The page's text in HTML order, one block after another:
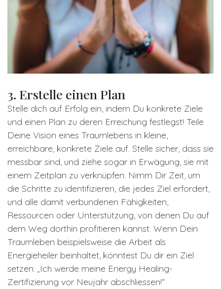
3. Erstelle einen Plan
Stelle dich auf Erfolg ein, indem Du konkrete Ziele
und einen Plan zu deren Erreichung festlegst! Teile
Deine Vision eines Traumlebens in kleine,
erreichbare, konkrete Ziele auf. Stelle sicher, dass sie
messbar sind, und ziehe sogar in Erwägung, sie mit
einem Zeitplan zu verknüpfen. Nimm Dir Zeit, um
die Schritte zu identifizieren, die jedes Ziel erfordert,
und alle damit verbundenen Fähigkeiten,
Ressourcen oder Unterstützung, von denen Du auf
dem Weg dorthin profitieren kannst. Wenn Dein
Traumleben beispielsweise die Arbeit als
Energieheiler beinhaltet, könntest Du dir ein Ziel
setzen: „Ich werde meine Energy Healing-
Zertifizierung vor Neujahr abschliessen!“